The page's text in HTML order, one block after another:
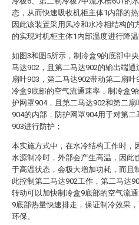
态，从而快速吸收机柜主体1内部的
因此该装置采用风冷和水冷相结构的
的实现对机柜主体1内部温度进行降温
如图3和图5所示，制冷盒9的底部中
马达902，且第二马达902的输出端
扇叶903，第二马达902带动第二扇叶
冷盒9底部的空气流通速率，制冷盒9
护网罩904，且第二马达902和第二扇
904的内部，防护网罩904用于对第
903进行防护；
本实施方式中，在水冷结构工作时，
水源制冷时，外部会产生高温，因此
于高温状态，会极大增加功耗，而且
此控制第二马达902工作，第二马达
转动可以加快制冷盒9底部的空气流
9底部热量快速排走，保证制冷效果
环保。